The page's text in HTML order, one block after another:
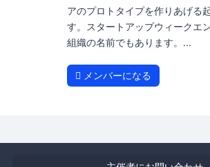
アのプロトタイプを作りあげる
す。スタートアップウィークエ
組織の名前でもあります。...
メンバーになる